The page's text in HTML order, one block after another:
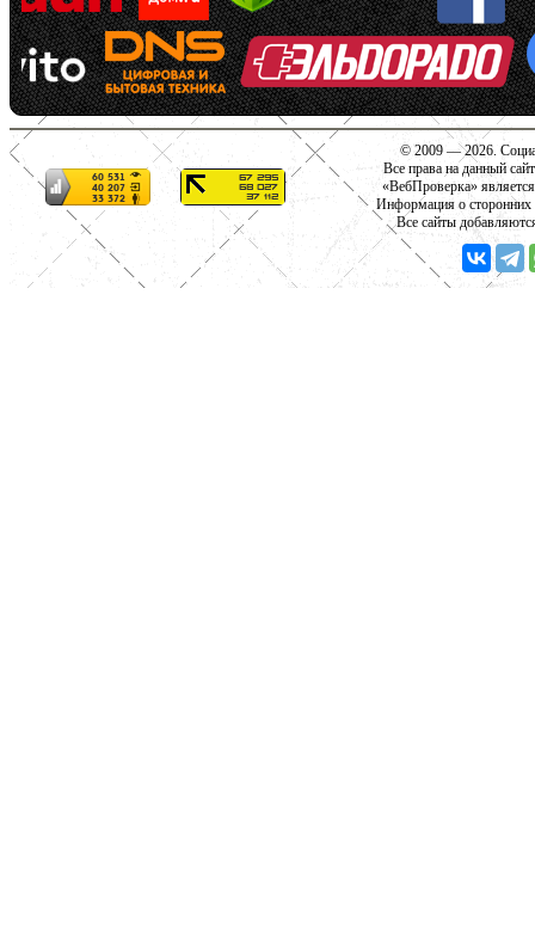
© 2009 — 2026.
Все права на данный
«ВебПроверка»
Информация о сторонних
Все сайты